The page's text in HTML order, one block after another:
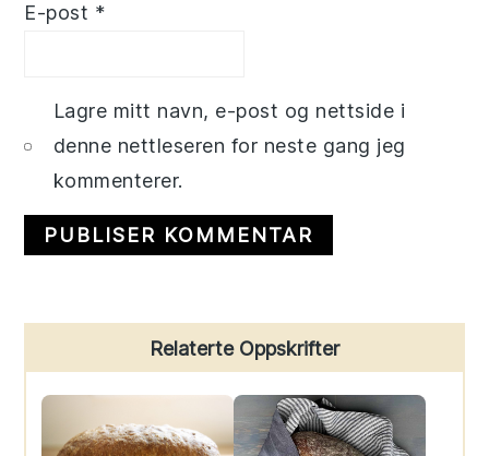
E-post *
Lagre mitt navn, e-post og nettside i
denne nettleseren for neste gang jeg
kommenterer.
Sidebar
Relaterte Oppskrifter